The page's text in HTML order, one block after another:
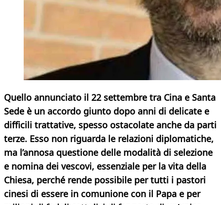
Quello annunciato il 22 settembre tra Cina e Santa
Sede è un accordo giunto dopo anni di delicate e
difficili trattative, spesso ostacolate anche da parti
terze. Esso non riguarda le relazioni diplomatiche,
ma l’annosa questione delle modalità di selezione
e nomina dei vescovi, essenziale per la vita della
Chiesa, perché rende possibile per tutti i pastori
cinesi di essere in comunione con il Papa e per